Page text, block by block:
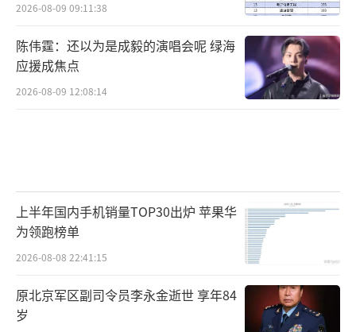
2026-08-09 09:11:38
陈伟霆：还以为是成毅的演唱会呢 绿海
应援成焦点
2026-08-09 12:08:14
上半年国内手机销量TOP30出炉 苹果华
为领跑榜单
2026-08-08 22:41:15
原北京军区副司令员李永金逝世 享年84
岁